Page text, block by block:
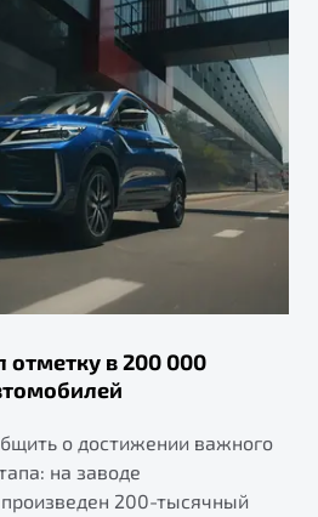
отметку в 200 000
о достижении важного
на заводе
200-тысячный